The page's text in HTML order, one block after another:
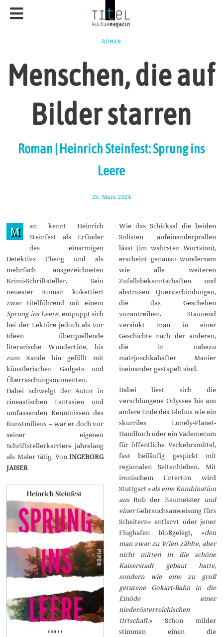
ROMAN
Menschen, die auf
Bilder starren
Roman | Heinrich Steinfest: Sprung ins
Leere
25. März 2024
r
l
2
0
2
M
an kennt Heinrich
Steinfest als Erfinder
des einarmigen
Detektivs Cheng und als
mehrfach ausgezeichneten
Krimi-Schriftsteller. Sein
neuester Roman kokettiert
zwar titelführend mit einem
Sprung ins Leere, entpuppt sich
bei der Lektüre jedoch als vor
Ideen überquellende
literarische Wundertüte, bis
zum Rande hin gefüllt mit
künstlerischen Gadgets und
Überraschungsmomenten.
Dabei schwelgt der Autor in
cineastischen Fantasien und
umfassenden Kenntnissen des
Kunstmilieus – war er doch vor
seiner eigenen
Schriftstellerkarriere jahrelang
als Maler tätig. VonINGEBORG
JAISER
Wie das Schicksal die beiden
Solisten aufeinanderprallen
lässt (im wahrsten Wortsinn),
erscheint genauso wundersam
wie alle weiteren
Zufallsbekanntschaften und
abstrusen Querverbindungen,
die das Geschehen
vorantreiben. Staunend
versinkt man in einer
Geschichte nach der anderen,
die in nahezu
matrjoschkahafter Manier
ineinander gestapelt sind.
Dabei liest sich die
verschlungene Odyssee bis ans
andere Ende des Globus wie ein
skurriles Lonely-Planet-
Handbuch oder ein Vademecum
für öffentliche Verkehrsmittel,
fast beiläufig gespickt mit
regionalen Seitenhieben. Mit
ironischem Unterton wird
Stuttgart »als eine Kombination
ausBob der Baumeister und
einerGebrauchsanweisung fürs
Scheitern« entlarvt oder jener
Flughafen bloßgelegt, »den
man zwar zu Wien zählte, aber
nicht mitten in die schöne
Kaiserstadt gebaut hatte,
sondern wie eine zu groß
geratene Gokart-Bahn in die
Einöde einer
niederösterreichischen
Ortschaft.« Schon milder
stimmen einen die